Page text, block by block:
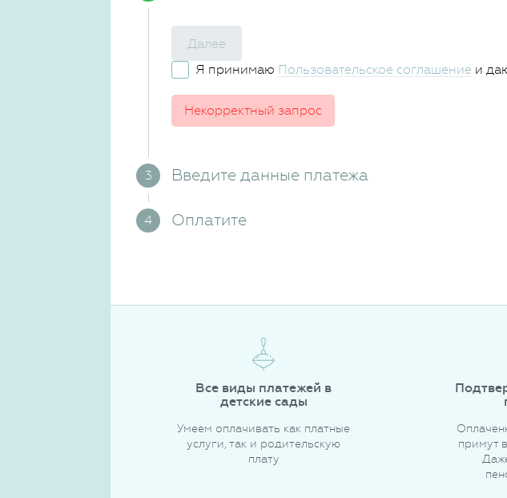
Далее
Я принимаю Пользовательское соглашение и
Некорректный запрос
Введите данные платежа
Оплатите
Все виды платежей в
детские сады
Умеем оплачивать как платные
услуги, так и родительскую
плату
примут